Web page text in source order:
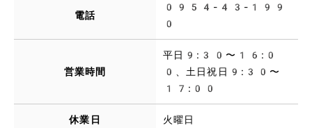
電話
0954-43-199
0
営業時間
平日9:30〜16:0
0、土日祝日9:30〜
17:00
休業日 火曜日